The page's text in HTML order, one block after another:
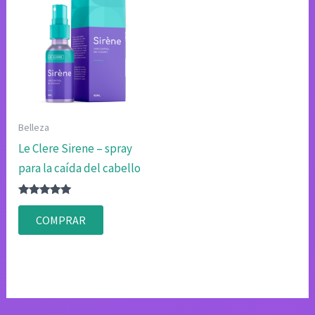
Belleza
Le Clere Sirene – spray
para la caída del cabello
Valorado
4.80
de 5
COMPRAR